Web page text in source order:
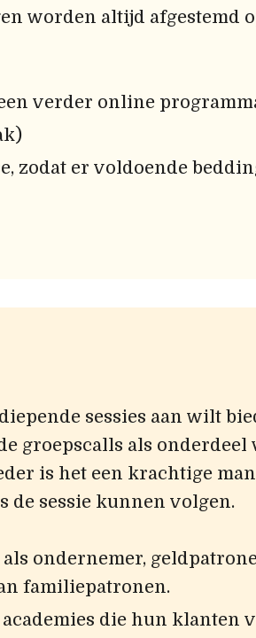
worden altijd afgestemd
verder online
zodat er voldoende
sessies aan wilt
groepscalls als
is het een krachtige
de sessie kunnen volgen.
ondernemer,
familiepatronen.
die hun